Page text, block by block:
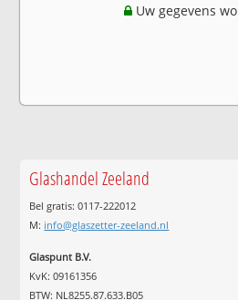
Uw gegevens
Glashandel Zeeland
Bel gratis: 0117-222012
M: info@glaszetter-zeeland.nl
Glaspunt B.V.
KvK: 09161356
BTW: NL8255.87.633.B05